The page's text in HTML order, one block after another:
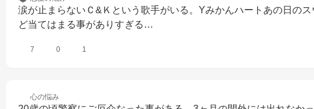
涙が止まらないＣ&Ｋという歌手がいる。Yみかんハートあの日の
ど当てはまる事がありすぎる…
7 0 1
心の悩み